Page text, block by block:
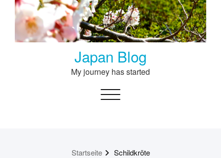
Japan Blog
My journey has started
Toggle navigation
Startseite Schildkröte